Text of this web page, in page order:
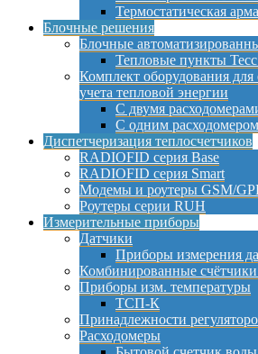
Термостатическая
Блочные решения
Блочные
Тепловые пункты
Комплект оборудования для
учета тепловой энергии
С двумя
С одним расходомером
Диспетчеризация теплосчетчиков
RADIOFID серия Base
RADIOFID серия Smart
Модемы и роутеры GSM/
Роутеры серии RUH
Измерительные приборы
Датчики
Приборы измерения
Комбинированные
Приборы изм. температуры
ТСП-К
Принадлежности
Расходомеры